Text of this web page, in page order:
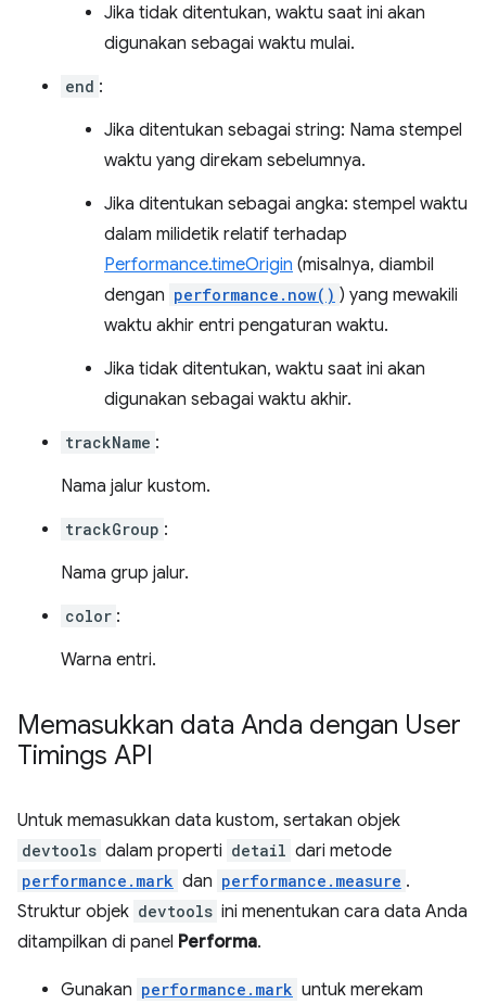
Jika tidak ditentukan, waktu saat ini akan
digunakan sebagai waktu mulai.
end :
Jika ditentukan sebagai string: Nama stempel
waktu yang direkam sebelumnya.
Jika ditentukan sebagai angka: stempel waktu
dalam milidetik relatif terhadap
Performance.timeOrigin (misalnya, diambil
dengan performance.now() ) yang mewakili
waktu akhir entri pengaturan waktu.
Jika tidak ditentukan, waktu saat ini akan
digunakan sebagai waktu akhir.
trackName :
Nama jalur kustom.
trackGroup :
Nama grup jalur.
color :
Warna entri.
Memasukkan data Anda dengan User
Timings API
Untuk memasukkan data kustom, sertakan objek
devtools dalam properti detail dari metode
performance.mark dan performance.measure .
Struktur objek devtools ini menentukan cara data Anda
ditampilkan di panel Performa.
Gunakan performance.mark untuk merekam